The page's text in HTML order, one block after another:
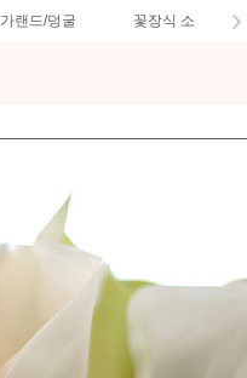
가랜드/덩굴 꽃장식 소